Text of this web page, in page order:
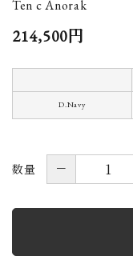
Ten c Anorak
214,500円
D.Navy
数量 －